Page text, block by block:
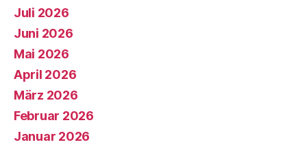
Juli 2026
Juni 2026
Mai 2026
April 2026
März 2026
Februar 2026
Januar 2026